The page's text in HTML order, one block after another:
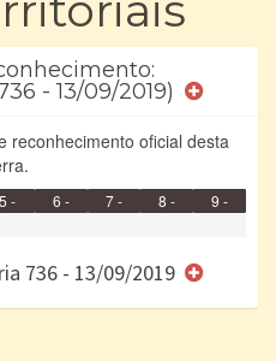
- 13/09/2019)
reconhecimento oficial desta
5 -
6 -
e/ou
7 -
8 -
9 -
736 - 13/09/2019